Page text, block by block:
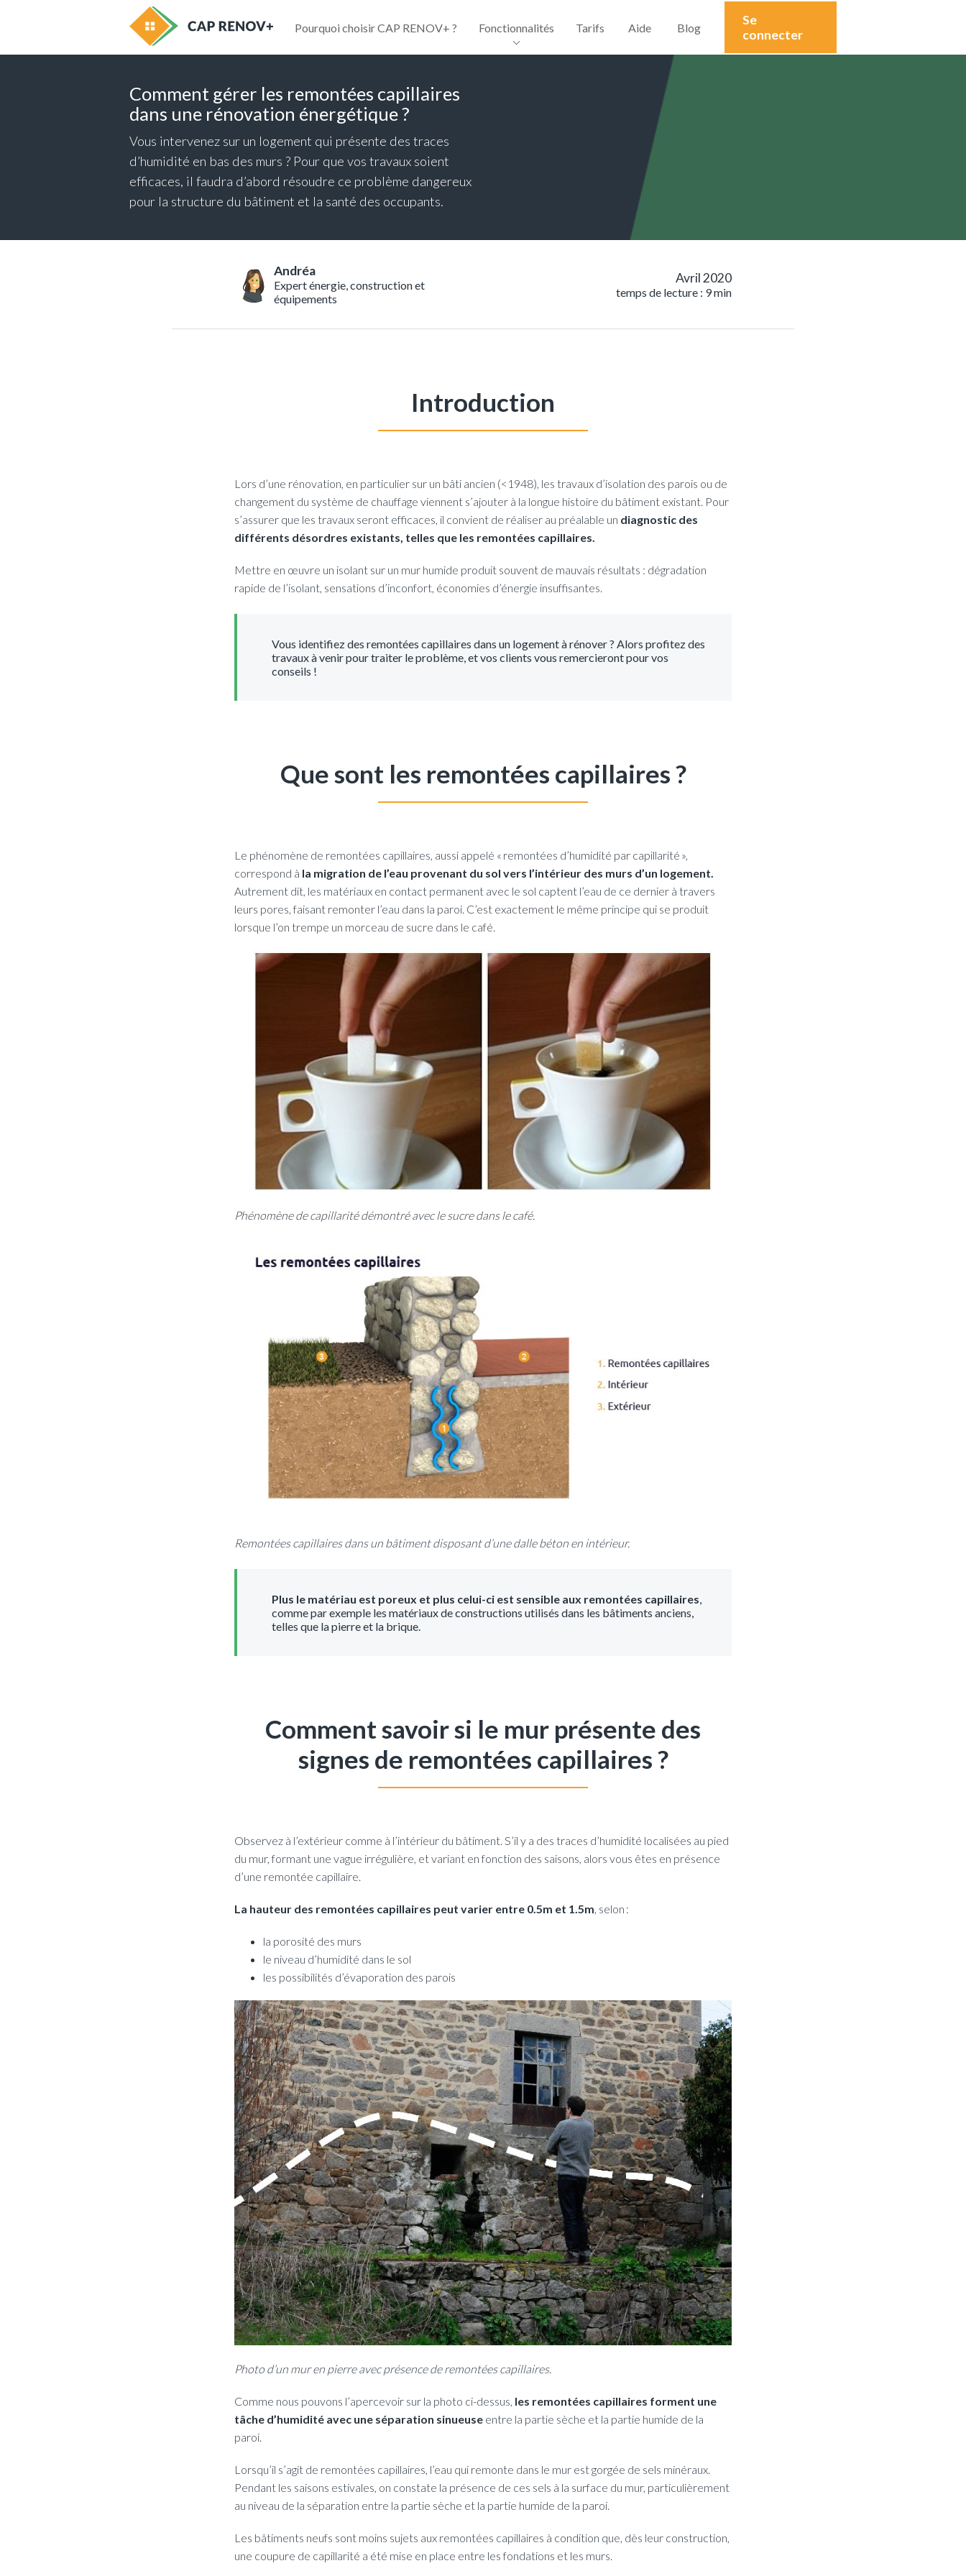
Pourquoi choisir CAP RENOV+ ? Fonctionnalités Tarifs Aide Blog
Se
connecter
Comment gérer les remontées capillaires
dans une rénovation énergétique ?
Vous intervenez sur un logement qui présente des traces
d’humidité en bas des murs ? Pour que vos travaux soient
efficaces, il faudra d’abord résoudre ce problème dangereux
pour la structure du bâtiment et la santé des occupants.
Andréa
Expert énergie, construction et
équipements
Avril 2020
temps de lecture : 9 min
Introduction
Lors d’une rénovation, en particulier sur un bâti ancien (<1948), les travaux d’isolation des parois ou de
changement du système de chauffage viennent s’ajouter à la longue histoire du bâtiment existant. Pour
s’assurer que les travaux seront efficaces, il convient de réaliser au préalable un diagnostic des
différents désordres existants, telles que les remontées capillaires.
Mettre en œuvre un isolant sur un mur humide produit souvent de mauvais résultats : dégradation
rapide de l’isolant, sensations d’inconfort, économies d’énergie insuffisantes.
Vous identifiez des remontées capillaires dans un logement à rénover ? Alors profitez des
travaux à venir pour traiter le problème, et vos clients vous remercieront pour vos
conseils !
Que sont les remontées capillaires ?
Le phénomène de remontées capillaires, aussi appelé « remontées d’humidité par capillarité »,
correspond à la migration de l’eau provenant du sol vers l’intérieur des murs d’un logement.
Autrement dit, les matériaux en contact permanent avec le sol captent l’eau de ce dernier à travers
leurs pores, faisant remonter l’eau dans la paroi. C’est exactement le même principe qui se produit
lorsque l’on trempe un morceau de sucre dans le café.
Phénomène de capillarité démontré avec le sucre dans le café.
Remontées capillaires dans un bâtiment disposant d’une dalle béton en intérieur.
Plus le matériau est poreux et plus celui-ci est sensible aux remontées capillaires
comme par exemple les matériaux de constructions utilisés dans les bâtiments anciens,
telles que la pierre et la brique.
Comment savoir si le mur présente des
signes de remontées capillaires ?
Observez à l’extérieur comme à l’intérieur du bâtiment. S’il y a des traces d’humidité localisées au pied
du mur, formant une vague irrégulière, et variant en fonction des saisons, alors vous êtes en présence
d’une remontée capillaire.
La hauteur des remontées capillaires peut varier entre 0.5m et 1.5m , selon :
la porosité des murs
le niveau d’humidité dans le sol
les possibilités d’évaporation des parois
Photo d’un mur en pierre avec présence de remontées capillaires.
Comme nous pouvons l’apercevoir sur la photo ci-dessus, les remontées capillaires forment une
tâche d’humidité avec une séparation sinueuse entre la partie sèche et la partie humide de la
paroi.
Lorsqu’il s’agit de remontées capillaires, l’eau qui remonte dans le mur est gorgée de sels minéraux.
Pendant les saisons estivales, on constate la présence de ces sels à la surface du mur, particulièrement
au niveau de la séparation entre la partie sèche et la partie humide de la paroi.
Les bâtiments neufs sont moins sujets aux remontées capillaires à condition que, dès leur construction,
une coupure de capillarité a été mise en place entre les fondations et les murs.